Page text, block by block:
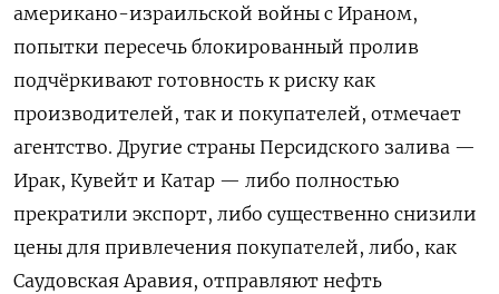
‌американо-израильской войны с Ираном,
попытки пересечь блокированный пролив
подчёркивают готовность к риску как
производителей, так и покупателей, отмечает
агентство. Другие страны Персидского залива —
Ирак, Кувейт и Катар — либо полностью
прекратили экспорт, либо существенно снизили
цены для привлечения покупателей, либо, как
Саудовская Аравия, отправляют нефть